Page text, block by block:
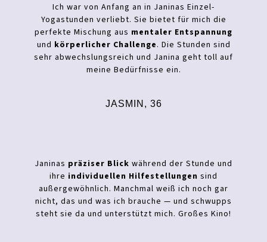
Ich war von Anfang an in Janinas Einzel-
Yogastunden verliebt. Sie bietet für mich die
perfekte Mischung aus mentaler Entspannung
und körperlicher Challenge. Die Stunden sind
sehr abwechslungsreich und Janina geht toll auf
meine Bedürfnisse ein.
JASMIN, 36
Janinas präziser Blick während der Stunde und
ihre individuellen Hilfestellungen sind
außergewöhnlich. Manchmal weiß ich noch gar
nicht, das und was ich brauche — und schwupps
steht sie da und unterstützt mich. Großes Kino!